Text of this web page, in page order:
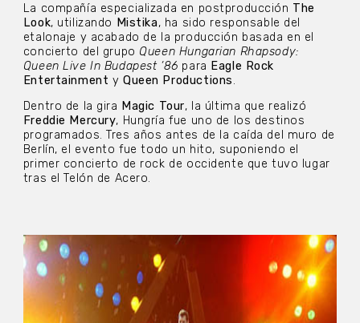
La compañía especializada en postproducción The
Look, utilizando Mistika, ha sido responsable del
etalonaje y acabado de la producción basada en el
concierto del grupo Queen Hungarian Rhapsody:
Queen Live In Budapest ‘86 para Eagle Rock
Entertainment y Queen Productions.
Dentro de la gira Magic Tour, la última que realizó
Freddie Mercury, Hungría fue uno de los destinos
programados. Tres años antes de la caída del muro de
Berlín, el evento fue todo un hito, suponiendo el
primer concierto de rock de occidente que tuvo lugar
tras el Telón de Acero.